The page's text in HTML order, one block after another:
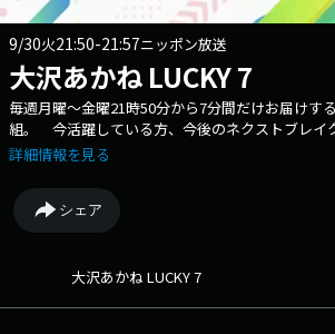
9/30火21:50-21:57ニッポン放送
大沢あかね LUCKY 7
毎週月曜～金曜21時50分から7分間だけお届けす
組。 今活躍している方、今後のネクストブレイ
えするゲストトーク番組です。 放送終了後には
lucky@1242.com 番組ホームページはこち
は「#大沢あかねLUCKY7」twitterアカウントは「
詳細情報を見る
シェア
大沢あかね LUCKY 7